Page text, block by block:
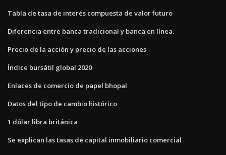
Tabla de tasa de interés compuesta de valor futuro
Diferencia entre banca tradicional y banca en línea.
Precio de la acción y precio de las acciones
Índice bursátil global 2020
Enlaces de comercio de papel bhopal
Datos del tipo de cambio histórico
1 dólar libra británica
Se explican las tasas de capital inmobiliario comercial